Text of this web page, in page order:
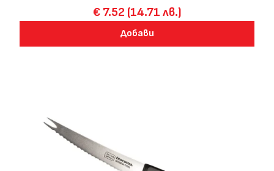
€ 7.52 (14.71 лв.)
Добави